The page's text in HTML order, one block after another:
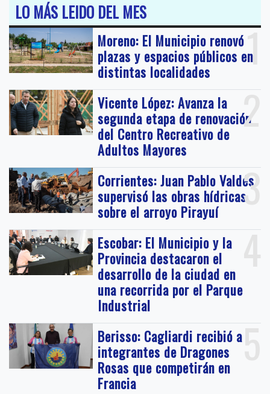
LO MÁS LEIDO DEL MES
1
Moreno: El Municipio renovó
plazas y espacios públicos en
distintas localidades
2
Vicente López: Avanza la
segunda etapa de renovación
del Centro Recreativo de
Adultos Mayores
3
Corrientes: Juan Pablo Valdés
supervisó las obras hídricas
sobre el arroyo Pirayuí
4
Escobar: El Municipio y la
Provincia destacaron el
desarrollo de la ciudad en
una recorrida por el Parque
Industrial
5
Berisso: Cagliardi recibió a
integrantes de Dragones
Rosas que competirán en
Francia